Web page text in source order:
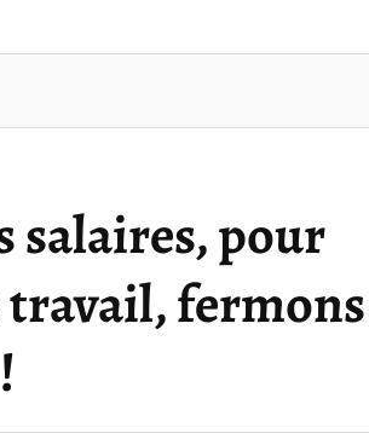
salaires, pour
fermons